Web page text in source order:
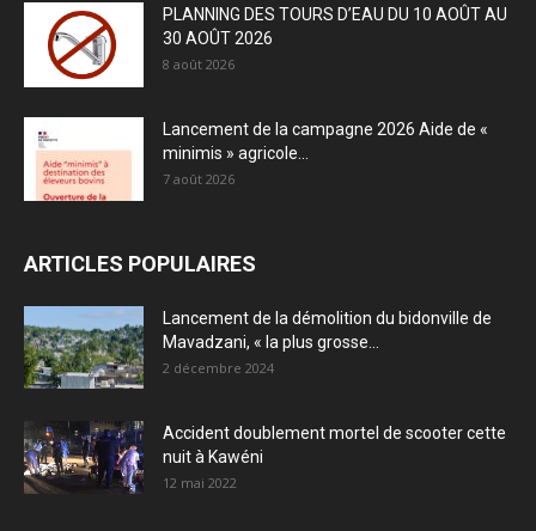
PLANNING DES TOURS D’EAU DU 10 AOÛT AU
30 AOÛT 2026
8 août 2026
Lancement de la campagne 2026 Aide de «
minimis » agricole...
7 août 2026
ARTICLES POPULAIRES
Lancement de la démolition du bidonville de
Mavadzani, « la plus grosse...
2 décembre 2024
Accident doublement mortel de scooter cette
nuit à Kawéni
12 mai 2022